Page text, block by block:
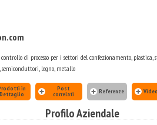
di processo per i settori del confezionamento, plastica,
legno, metallo
in
Dettaglio
Post
correlati Referenze Video
Profilo Aziendale